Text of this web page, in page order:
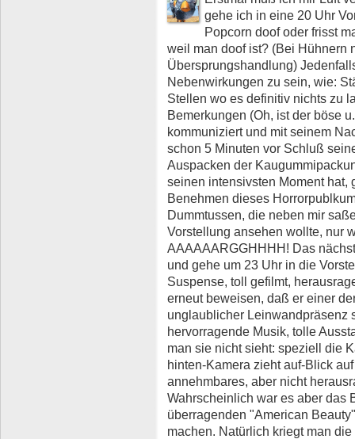
gehe ich in eine 20 Uhr
Popcorn doof oder frisst
weil man doof ist? (Bei Hühnern
Übersprungshandlung)
Nebenwirkungen zu sein, wie:
Stellen wo es definitiv nichts zu
Bemerkungen (Oh, ist der böse
kommuniziert und mit seinem
schon 5 Minuten vor Schluß
Auspacken der
seinen intensivsten Moment hat,
Benehmen dieses
Dummtussen, die neben mir
Vorstellung ansehen wollte, nur
AAAAAARGGHHHH! Das
und gehe um 23 Uhr in die
Suspense, toll gefilmt,
erneut beweisen, daß er einer
unglaublicher Leinwandpräsenz
hervorragende Musik, tolle
man sie nicht sieht: speziell die
hinten-Kamera zieht auf-Blick
annehmbares, aber nicht
Wahrscheinlich war es aber das
überragenden "American
machen. Natürlich kriegt man